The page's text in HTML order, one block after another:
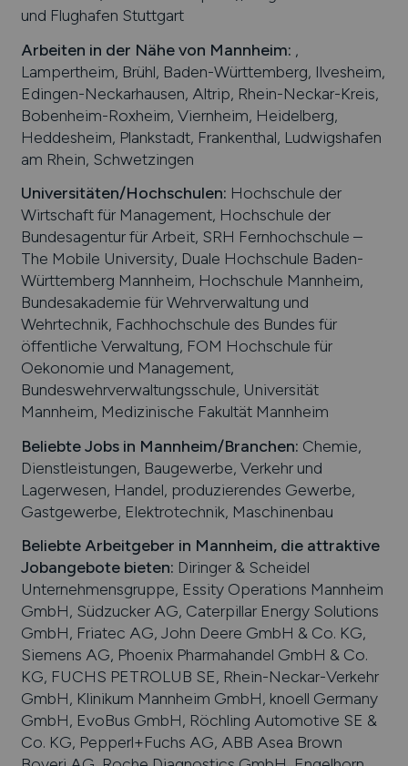
und Flughafen Stuttgart
Arbeiten in der Nähe von Mannheim: ,
Lampertheim, Brühl, Baden-Württemberg, Ilvesheim,
Edingen-Neckarhausen, Altrip, Rhein-Neckar-Kreis,
Bobenheim-Roxheim, Viernheim, Heidelberg,
Heddesheim, Plankstadt, Frankenthal, Ludwigshafen
am Rhein, Schwetzingen
Universitäten/Hochschulen: Hochschule der
Wirtschaft für Management, Hochschule der
Bundesagentur für Arbeit, SRH Fernhochschule –
The Mobile University, Duale Hochschule Baden-
Württemberg Mannheim, Hochschule Mannheim,
Bundesakademie für Wehrverwaltung und
Wehrtechnik, Fachhochschule des Bundes für
öffentliche Verwaltung, FOM Hochschule für
Oekonomie und Management,
Bundeswehrverwaltungsschule, Universität
Mannheim, Medizinische Fakultät Mannheim
Beliebte Jobs in Mannheim/Branchen: Chemie,
Dienstleistungen, Baugewerbe, Verkehr und
Lagerwesen, Handel, produzierendes Gewerbe,
Gastgewerbe, Elektrotechnik, Maschinenbau
Beliebte Arbeitgeber in Mannheim, die attraktive
Jobangebote bieten: Diringer & Scheidel
Unternehmensgruppe, Essity Operations Mannheim
GmbH, Südzucker AG, Caterpillar Energy Solutions
GmbH, Friatec AG, John Deere GmbH & Co. KG,
Siemens AG, Phoenix Pharmahandel GmbH & Co.
KG, FUCHS PETROLUB SE, Rhein-Neckar-Verkehr
GmbH, Klinikum Mannheim GmbH, knoell Germany
GmbH, EvoBus GmbH, Röchling Automotive SE &
Co. KG, Pepperl+Fuchs AG, ABB Asea Brown